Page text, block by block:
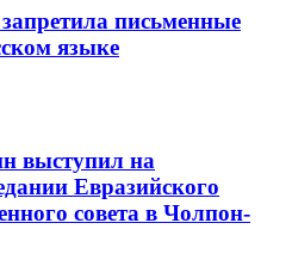
письменные
языке
выступил на
Евразийского
совета в Чолпон-